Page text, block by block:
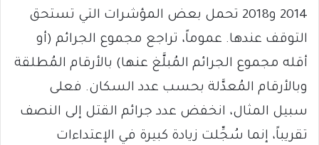
2014 و2018 تحمل بعض المؤشرات التي تستحق
التوقف عندها. عموماً، تراجع مجموع الجرائم (أو
أقله مجموع الجرائم المُبلَّغ عنها) بالأرقام المُطلقة
وبالأرقام المُعدَّلة بحسب عدد السكان. فعلى
سبيل المثال، انخفض عدد جرائم القتل إلى النصف
تقريباً، إنما سُجِّلت زيادة كبيرة في الإعتداءات